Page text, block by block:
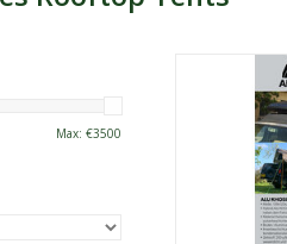
Max: €3500
Unser
Ein Hybrid-
einer
aus